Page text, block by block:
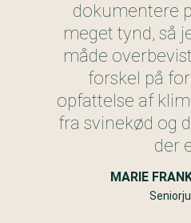
dokumentere
meget tynd, så
måde
forskel på
opfattelse af
fra svinekød og
der
MARIE